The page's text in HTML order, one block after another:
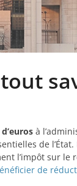
à
de l’État.
l’impôt sur le
de